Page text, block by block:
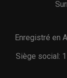
Enregistré en
Siège social: